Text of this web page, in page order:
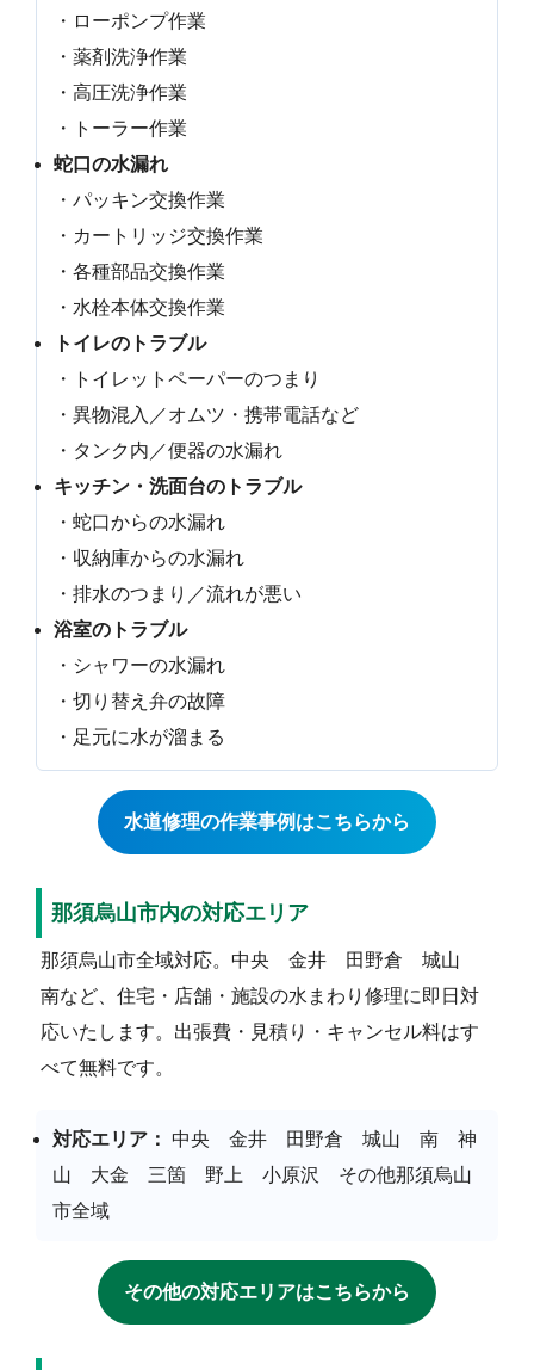
・ローポンプ作業
・薬剤洗浄作業
・高圧洗浄作業
・トーラー作業
蛇口の水漏れ
・パッキン交換作業
・カートリッジ交換作業
・各種部品交換作業
・水栓本体交換作業
トイレのトラブル
・トイレットペーパーのつまり
・異物混入／オムツ・携帯電話など
・タンク内／便器の水漏れ
キッチン・洗面台のトラブル
・蛇口からの水漏れ
・収納庫からの水漏れ
・排水のつまり／流れが悪い
浴室のトラブル
・シャワーの水漏れ
・切り替え弁の故障
・足元に水が溜まる
水道修理の作業事例はこちらから
那須烏山市内の対応エリア
那須烏山市全域対応。中央 金井 田野倉 城山
南など、住宅・店舗・施設の水まわり修理に即日対
応いたします。出張費・見積り・キャンセル料はす
べて無料です。
対応エリア： 中央 金井 田野倉 城山 南 神
山 大金 三箇 野上 小原沢 その他那須烏山
市全域
その他の対応エリアはこちらから